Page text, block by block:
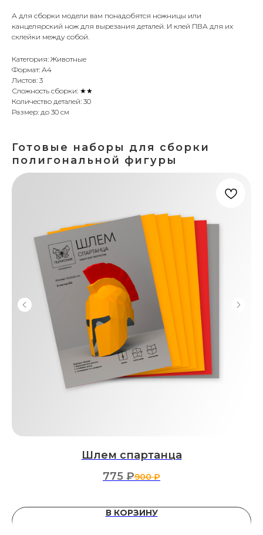
А для сборки модели вам понадобятся ножницы или
канцелярский нож для вырезания деталей. И клей ПВА для их
склейки между собой.
Категория: Животные
Формат: А4
Листов: 3
Сложность сборки: ★★
Количество деталей: 30
Размер: до 30 см
Готовые наборы для сборки
полигональной фигуры
Шлем спартанца
775 ₽900 ₽
В КОРЗИНУ